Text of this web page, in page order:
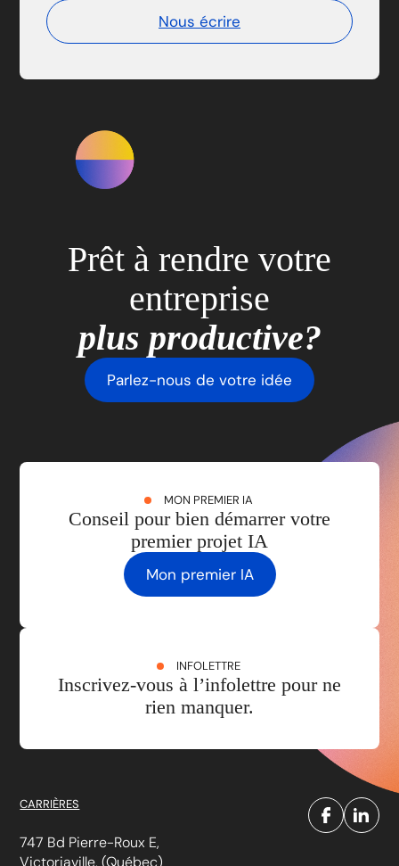
Nous écrire
Prêt à rendre votre
entreprise
plus productive?
Parlez-nous de votre idée
MON PREMIER IA
Conseil pour bien démarrer votre
premier projet IA
Mon premier IA
INFOLETTRE
Inscrivez-vous à l’infolettre pour ne
rien manquer.
CARRIÈRES
747 Bd Pierre-Roux E,